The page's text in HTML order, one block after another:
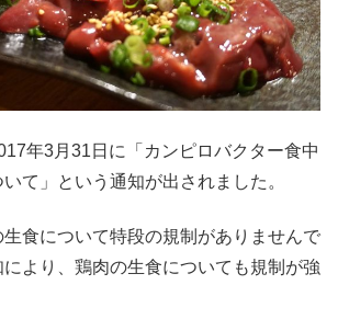
年3月31日に「カンピロバクター食中
て」という通知が出されました。
食について特段の規制がありませんで
により、鶏肉の生食についても規制が強